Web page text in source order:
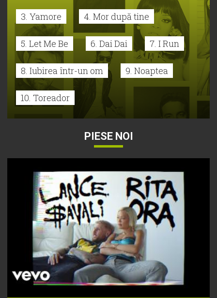
3. Yamore 4. Mor după tine
5. Let Me Be 6. Dai Dai 7. I Run
8. Iubirea într-un om 9. Noaptea
10. Toreador
PIESE NOI